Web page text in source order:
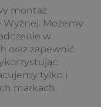
montaż
Możemy
w
oraz zapewnić
tylko i
markach.